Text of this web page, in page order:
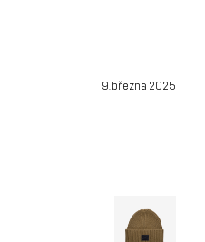
9. března 2025